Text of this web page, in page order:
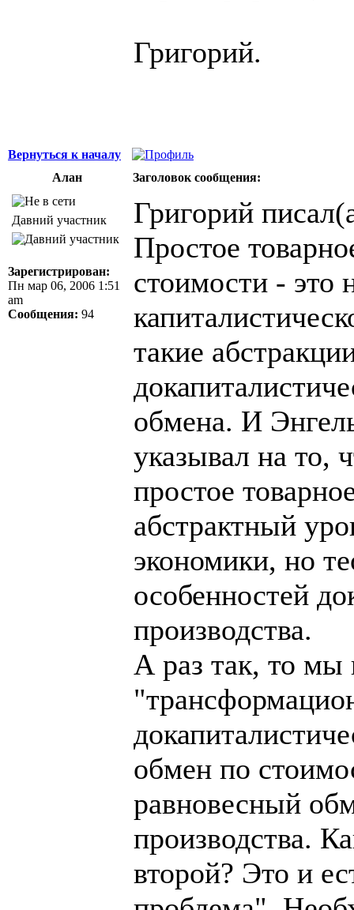
Григорий.
Вернуться к началу
Алан
Заголовок сообщения:
Давний участник
Зарегистрирован:
Пн мар 06, 2006 1:51
am
Сообщения: 94
Григорий
Простое
стоимости - это
такие
обмена. И
указывал на то,
простое
абстрактный
экономики, но
особенностей
производства.
А раз так, то мы
обмен по
равновесный
производства.
второй? Это и